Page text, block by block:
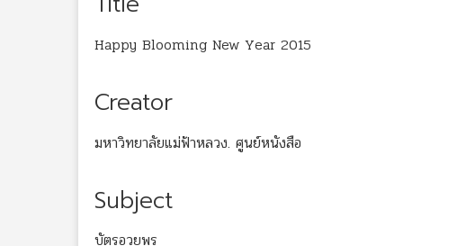
Happy Blooming New Year 2015
Creator
มหาวิทยาลัยแม่ฟ้าหลวง. ศูนย์หนังสือ
Subject
บัตรอวยพร